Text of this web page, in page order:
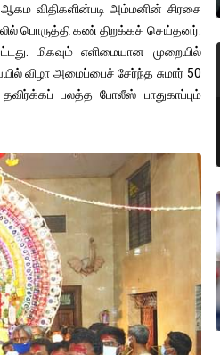
ஆகம விதிகளின்படி அம்மனின் சிரசை
பொருத்தி கண் திறக்கச் செய்தனர்.
மிகவும் எளிமையான முறையில்
விழா அமைப்பைச் சேர்ந்த சுமார் 50
பலத்த போலீஸ் பாதுகாப்பும்